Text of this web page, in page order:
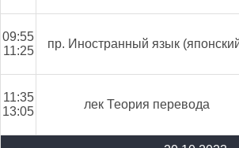
09:55
11:25
пр. Иностранный язык
11:35
13:05
лек Теория перевода